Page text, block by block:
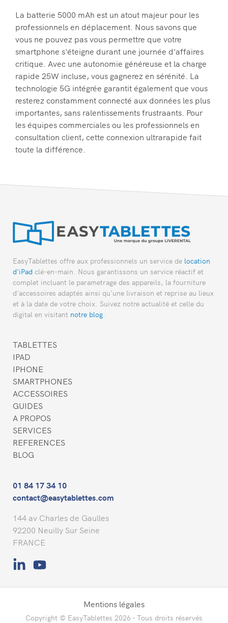
La batterie 5000 mAh est un atout majeur pour les
professionnels en déplacement. Nous savons que
vous ne pouvez pas vous permettre que votre
smartphone s'éteigne durant une journée d'affaires
critique. Avec une autonomie généreuse et la charge
rapide 25W incluse, vous gagnerez en sérénité. La
technologie 5G intégrée garantit également que vous
resterez constamment connecté aux données les plus
importantes, sans ralentissements frustraants. Pour
les équipes commerciales ou les professionnels en
consultation client, cette connexion ultrarapide fait
toute la différence.
EasyTablettes offre aux professionnels un service de location
d'iPad clé-en-main. Nous garantissons un service réactif et
complet incluant le parametrage des appareils, la fourniture
d'accessoires adaptés ainsi qu'une livraison et reprise au lieux
et à la date de votre choix. Suivez notre actualité et celle du
digital en visitant notre blog
TABLETTES
IPAD
IPHONE
SMARTPHONES
ACCESSOIRES
GUIDES
A PROPOS
SERVICES
REFERENCES
BLOG
01 84 17 34 10
contact@easytablettes.com
144 av Charles de Gaulles
92200 Neuilly Sur Seine
FRANCE
Mentions légales
Copyright © EasyTablettes 2026 - Tous droits réservés